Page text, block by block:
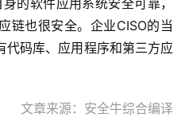
的软件应用系统安全可靠，
链也很安全。企业CISO的当
代码库、应用程序和第三方应
文章来源：安全牛综合编译